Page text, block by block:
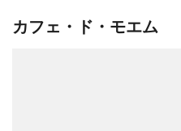
カフェ・ド・モエム